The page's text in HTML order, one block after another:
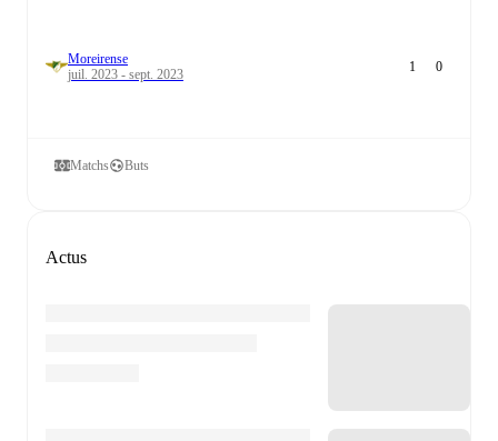
Moreirense
juil. 2023 - sept. 2023
1 0
Matchs Buts
Actus